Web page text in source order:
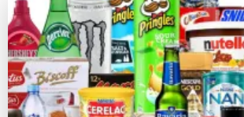
カジノラッキーTAROチームが特別に推
カジノラッキー太郎の評価基準
カジノラッキーTAROでは、ユーザーの
口コミ・信頼